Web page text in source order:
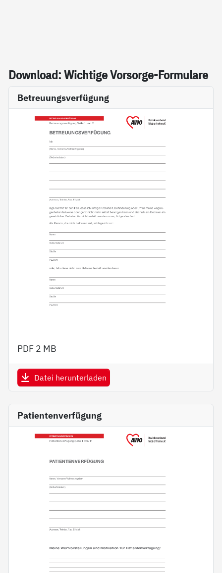
Down­load: Wich­ti­ge Vor­sor­ge-For­mu­la­re
Betreuungsverfügung
PDF 2 MB
Datei herunterladen
Patientenverfügung